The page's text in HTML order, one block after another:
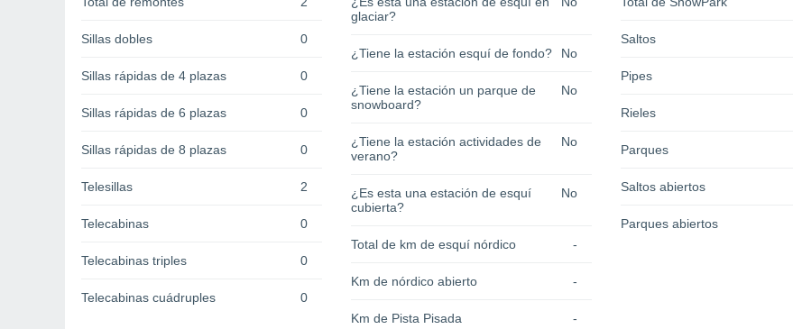
Sillas dobles 0
Sillas rápidas de 4 plazas 0
Sillas rápidas de 6 plazas 0
Sillas rápidas de 8 plazas 0
Telesillas 2
Telecabinas 0
Telecabinas triples 0
Telecabinas cuádruples 0
glaciar?
¿Tiene la estación esquí de fondo? No
¿Tiene la estación un parque de
snowboard?
No
¿Tiene la estación actividades de
verano?
No
¿Es esta una estación de esquí
cubierta?
No
Total de km de esquí nórdico -
Km de nórdico abierto -
Km de Pista Pisada -
Saltos
Pipes
Rieles
Parques
Saltos abiertos
Parques abiertos